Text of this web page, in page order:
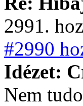
2991.
#2990
Idézet:
Nem